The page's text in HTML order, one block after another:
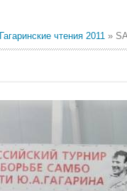
Гагаринские чтения 2011 »